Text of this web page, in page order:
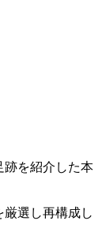
跡を紹介した本
選し再構成し